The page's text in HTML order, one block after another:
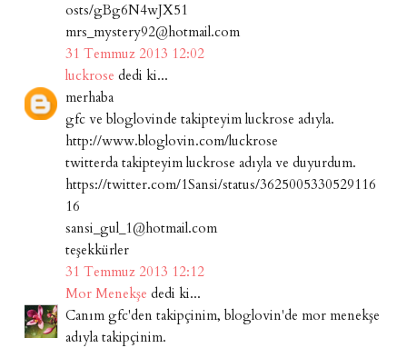
osts/gBg6N4wJX51
mrs_mystery92@hotmail.com
31 Temmuz 2013 12:02
luckrose dedi ki...
merhaba
gfc ve bloglovinde takipteyim luckrose adıyla.
http://www.bloglovin.com/luckrose
twitterda takipteyim luckrose adıyla ve duyurdum.
https://twitter.com/1Sansi/status/3625005330529116
16
sansi_gul_1@hotmail.com
teşekkürler
31 Temmuz 2013 12:12
Mor Menekşe dedi ki...
Canım gfc'den takipçinim, bloglovin'de mor menekşe
adıyla takipçinim.